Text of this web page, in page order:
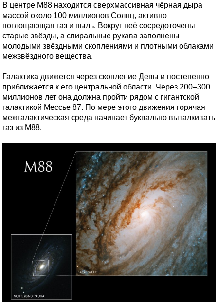
В центре M88 находится сверхмассивная чёрная дыра
массой около 100 миллионов Солнц, активно
поглощающая газ и пыль. Вокруг неё сосредоточены
старые звёзды, а спиральные рукава заполнены
молодыми звёздными скоплениями и плотными облаками
межзвёздного вещества.
Галактика движется через скопление Девы и постепенно
приближается к его центральной области. Через 200–300
миллионов лет она должна пройти рядом с гигантской
галактикой Мессье 87. По мере этого движения горячая
межгалактическая среда начинает буквально выталкивать
газ из M88.